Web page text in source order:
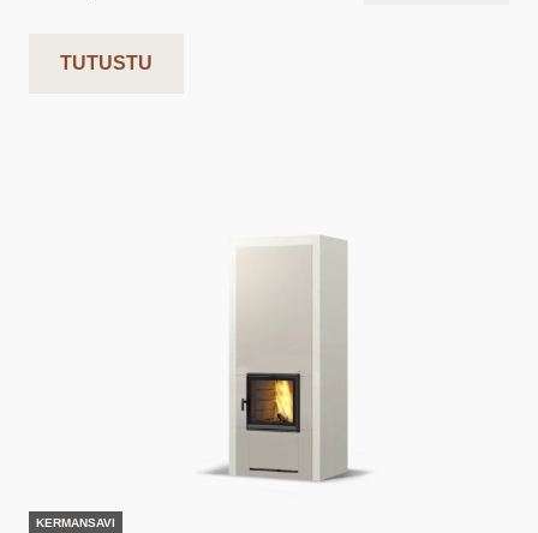
TUTUSTU
KERMANSAVI